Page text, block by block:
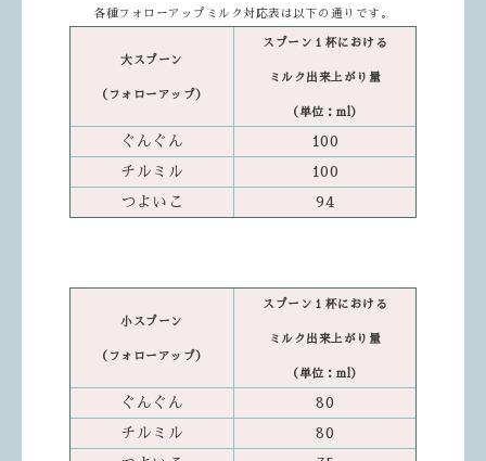
各種フォローアップミルク対応表は以下の通りです。
大スプーン
（フォローアップ）
スプーン１杯における
ミルク出来上がり量
（単位：ml）
ぐんぐん
100
チルミル
100
つよいこ
94
小スプーン
（フォローアップ）
スプーン１杯における
ミルク出来上がり量
（単位：ml）
ぐんぐん
80
チルミル
80